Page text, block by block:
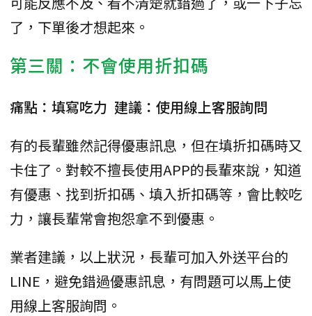
了，下單後才想起來。
第三關：不會使用折扣碼
痛點：填寫吃力 建議：使用線上客服詢問
有的長輩雖然記得優惠訊息，但在填折扣碼時又
卡住了。對較不擅長使用APP的長輩來說，知道
有優惠、找到折扣碼、填入折扣碼等，會比較吃
力，讓長輩常會抱怨拿不到優惠。
業者建議，以上狀況，長輩可加入外送平台的
LINE，避免錯過優惠訊息，有問題可以馬上使
用線上客服詢問。